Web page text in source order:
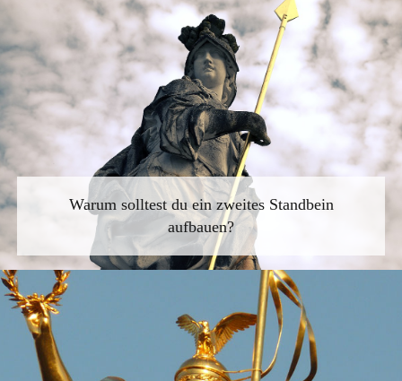
Warum solltest du ein zweites Standbein
aufbauen?